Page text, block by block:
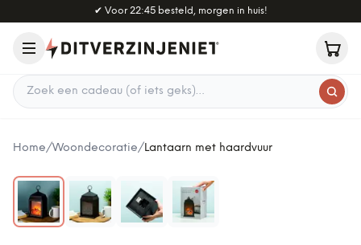
Naar hoofdinhoud
✔ Voor 22:45 besteld, morgen in huis!
Zoek een cadeau
Home/Woondecoratie/Lantaarn met haardvuur